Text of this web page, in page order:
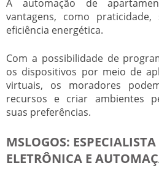
A automação de
vantagens, como
eficiência energética.
Com a possibilidade de
os dispositivos por meio de
virtuais, os moradores
recursos e criar ambientes
suas preferências.
MSLOGOS:
ELETRÔNICA E